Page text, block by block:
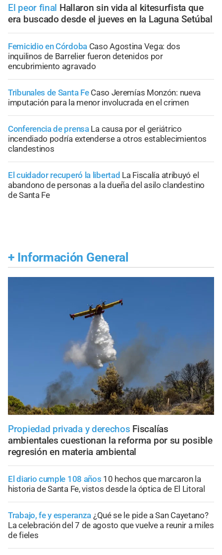
El peor final Hallaron sin vida al kitesurfista que
era buscado desde el jueves en la Laguna Setúbal
Femicidio en Córdoba Caso Agostina Vega: dos
inquilinos de Barrelier fueron detenidos por
encubrimiento agravado
Tribunales de Santa Fe Caso Jeremías Monzón: nueva
imputación para la menor involucrada en el crimen
Conferencia de prensa La causa por el geriátrico
incendiado podría extenderse a otros establecimientos
clandestinos
El cuidador recuperó la libertad La Fiscalía atribuyó el
abandono de personas a la dueña del asilo clandestino
de Santa Fe
+ Información General
Propiedad privada y derechos Fiscalías
ambientales cuestionan la reforma por su posible
regresión en materia ambiental
El diario cumple 108 años 10 hechos que marcaron la
historia de Santa Fe, vistos desde la óptica de El Litoral
Trabajo, fe y esperanza ¿Qué se le pide a San Cayetano?
La celebración del 7 de agosto que vuelve a reunir a miles
de fieles